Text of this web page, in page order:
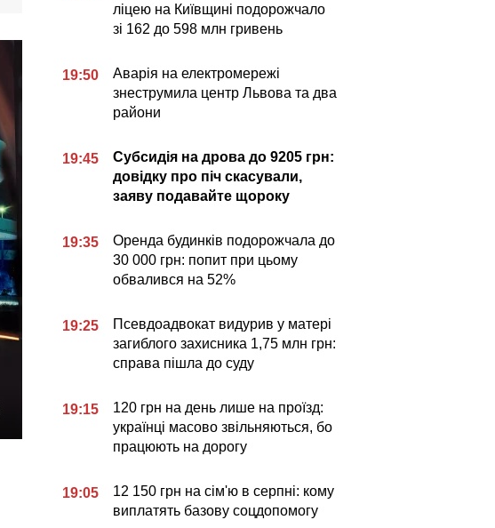
ліцею на Київщині подорожчало
зі 162 до 598 млн гривень
19:50
Аварія на електромережі
знеструмила центр Львова та два
райони
19:45
Субсидія на дрова до 9205 грн:
довідку про піч скасували,
заяву подавайте щороку
19:35
Оренда будинків подорожчала до
30 000 грн: попит при цьому
обвалився на 52%
19:25
Псевдоадвокат видурив у матері
загиблого захисника 1,75 млн грн:
справа пішла до суду
19:15
120 грн на день лише на проїзд:
українці масово звільняються, бо
працюють на дорогу
19:05
12 150 грн на сім'ю в серпні: кому
виплатять базову соцдопомогу